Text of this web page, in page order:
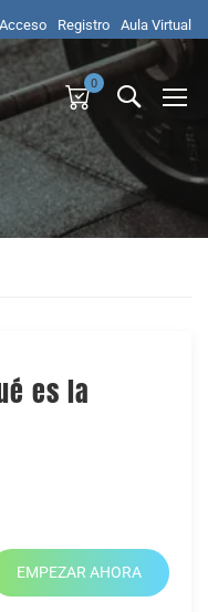
Acceso Registro Aula Virtual
0
es la
EMPEZAR AHORA